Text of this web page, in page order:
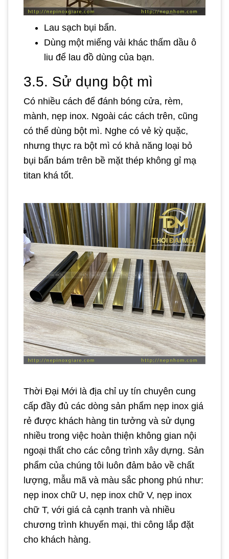
Lau sạch bụi bẩn.
Dùng một miếng vải khác thấm dầu ô
liu để lau đồ dùng của bạn.
3.5. Sử dụng bột mì
Có nhiều cách để đánh bóng cửa, rèm,
mành, nẹp inox. Ngoài các cách trên, cũng
có thể dùng bột mì. Nghe có vẻ kỳ quặc,
nhưng thực ra bột mì có khả năng loại bỏ
bụi bẩn bám trên bề mặt thép không gỉ mạ
titan khá tốt.
Thời Đại Mới là địa chỉ uy tín chuyên cung
cấp đầy đủ các dòng sản phẩm nẹp inox giá
rẻ được khách hàng tin tưởng và sử dụng
nhiều trong việc hoàn thiện không gian nội
ngoại thất cho các công trình xây dựng. Sản
phẩm của chúng tôi luôn đảm bảo về chất
lượng, mẫu mã và màu sắc phong phú như:
nẹp inox chữ U, nẹp inox chữ V, nẹp inox
chữ T, với giá cả cạnh tranh và nhiều
chương trình khuyến mại, thi công lắp đặt
cho khách hàng.